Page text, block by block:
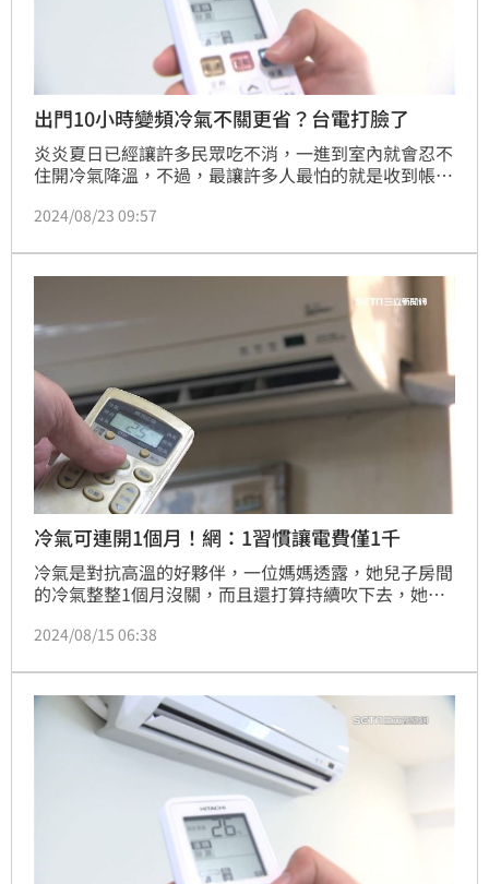
出門10小時變頻冷氣不關更省？台電打臉了
炎炎夏日已經讓許多民眾吃不消，一進到室內就會忍不
住開冷氣降溫，不過，最讓許多人最怕的就是收到帳單
在臉書粉專闢謠，指出「這絕對不行，這是哪個詐騙集
2024/08/23 09:57
冷氣可連開1個月！網：1習慣讓電費僅1千
冷氣是對抗高溫的好夥伴，一位媽媽透露，她兒子房間
的冷氣整整1個月沒關，而且還打算持續吹下去，她擔
氣是「變頻冷氣」，就不必太擔心持續開會讓電費大
要看機型與使用方式。
2024/08/15 06:38